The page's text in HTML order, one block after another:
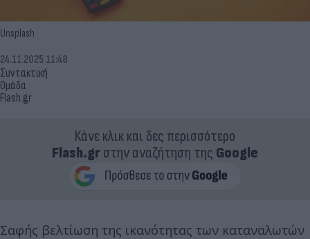
Unsplash
Συντακτική
Ομάδα
Flash.gr
24.11.2025 11:48
Κάνε κλικ και δες περισσότερο
Flash.grστην αναζήτηση της Google
Σαφής βελτίωση της ικανότητας των καταναλωτών